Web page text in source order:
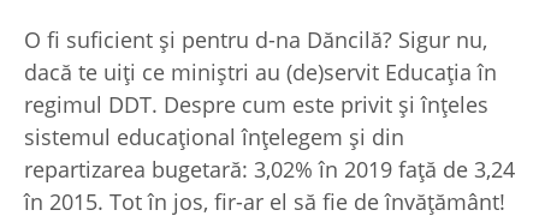
O fi suficient şi pentru d-na Dăncilă? Sigur nu,
dacă te uiţi ce miniştri au (de)servit Educaţia în
regimul DDT. Despre cum este privit şi înţeles
sistemul educaţional înţelegem şi din
repartizarea bugetară: 3,02% în 2019 faţă de 3,24
în 2015. Tot în jos, fir-ar el să fie de învăţământ!